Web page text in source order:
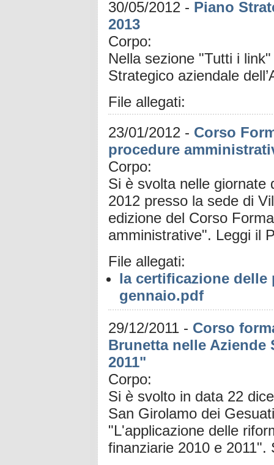
30/05/2012 - Piano
2013
Corpo:
Nella sezione "Tutti i
Strategico aziendale
File allegati:
23/01/2012 - Corso
procedure
Corpo:
Si è svolta nelle giornate
2012 presso la sede di
edizione del Corso
amministrative". Leggi il
File allegati:
la certificazione delle
gennaio.pdf
29/12/2011 - Corso
Brunetta nelle Aziende
2011"
Corpo:
Si è svolto in data 22
San Girolamo dei
"L'applicazione delle
finanziarie 2010 e 2011".